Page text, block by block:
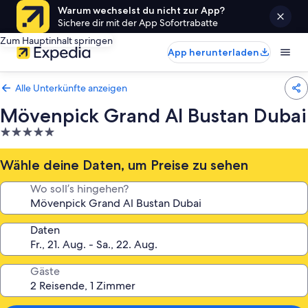
Warum wechselst du nicht zur App?
Sichere dir mit der App Sofortrabatte
Zum Hauptinhalt springen
App herunterladen
Alle Unterkünfte anzeigen
Mövenpick Grand Al Bustan Dubai
5.0-
Sterne-
Unterkunft
Wähle deine Daten, um Preise zu sehen
Wo soll’s hingehen?
Daten
Gäste